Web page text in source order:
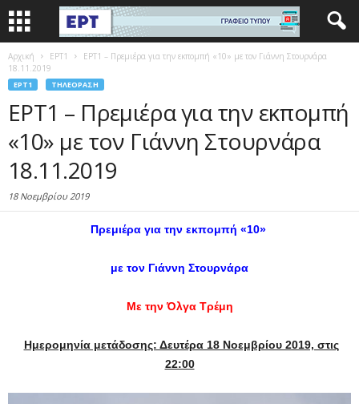
Αρχική EΡΤ1
ΕΡΤ1 – Πρεμιέρα για την εκπομπή «10» με τον Γιάννη Στουρνάρα
18.11.2019
EΡΤ1 ΤΗΛΕΌΡΑΣΗ
ΕΡΤ1 – Πρεμιέρα για την εκπομπή
«10» με τον Γιάννη Στουρνάρα
18.11.2019
18 Νοεμβρίου 2019
Πρεμιέρα για την εκπομπή «10»
με τον Γιάννη Στουρνάρα
Με την Όλγα Τρέμη
Ημερομηνία μετάδοσης: Δευτέρα 18 Νοεμβρίου 2019, στις
22:00